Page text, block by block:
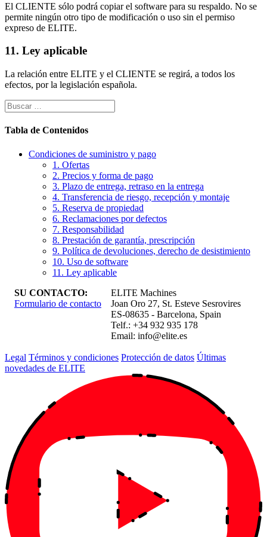
El CLIENTE sólo podrá copiar el software para su respaldo. No se
permite ningún otro tipo de modificación o uso sin el permiso
expreso de ELITE.
11. Ley aplicable
La relación entre ELITE y el CLIENTE se regirá, a todos los
efectos, por la legislación española.
Tabla de Contenidos
Condiciones de suministro y pago
1. Ofertas
2. Precios y forma de pago
3. Plazo de entrega, retraso en la entrega
4. Transferencia de riesgo, recepción y montaje
5. Reserva de propiedad
6. Reclamaciones por defectos
7. Responsabilidad
8. Prestación de garantía, prescripción
9. Política de devoluciones, derecho de desistimiento
10. Uso de software
11. Ley aplicable
SU CONTACTO:
Formulario de contacto
ELITE Machines
Joan Oro 27, St. Esteve Sesrovires
ES-08635 - Barcelona, Spain
Telf.: +34 932 935 178
Email: info@elite.es
Legal Términos y condiciones Protección de datos Últimas
novedades de ELITE